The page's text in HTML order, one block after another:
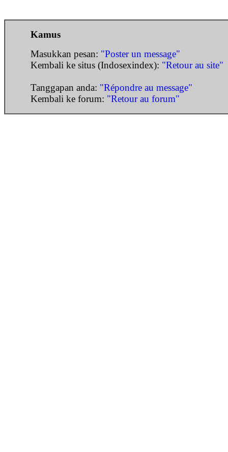
Kamus
Masukkan pesan: "Poster un message"
Kembali ke situs (Indosexindex): "Retour au site"
Tanggapan anda: "Répondre au message"
Kembali ke forum: "Retour au forum"